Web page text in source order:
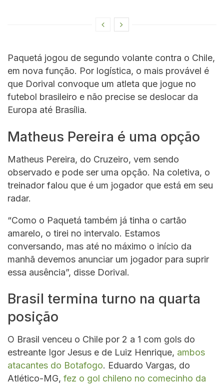
Paquetá jogou de segundo volante contra o Chile,
em nova função. Por logística, o mais provável é
que Dorival convoque um atleta que jogue no
futebol brasileiro e não precise se deslocar da
Europa até Brasília.
Matheus Pereira é uma opção
Matheus Pereira, do Cruzeiro, vem sendo
observado e pode ser uma opção. Na coletiva, o
treinador falou que é um jogador que está em seu
radar.
“Como o Paquetá também já tinha o cartão
amarelo, o tirei no intervalo. Estamos
conversando, mas até no máximo o início da
manhã devemos anunciar um jogador para suprir
essa ausência”, disse Dorival.
Brasil termina turno na quarta
posição
O Brasil venceu o Chile por 2 a 1 com gols do
estreante Igor Jesus e de Luiz Henrique, ambos
atacantes do Botafogo. Eduardo Vargas, do
Atlético-MG, fez o gol chileno no comecinho da